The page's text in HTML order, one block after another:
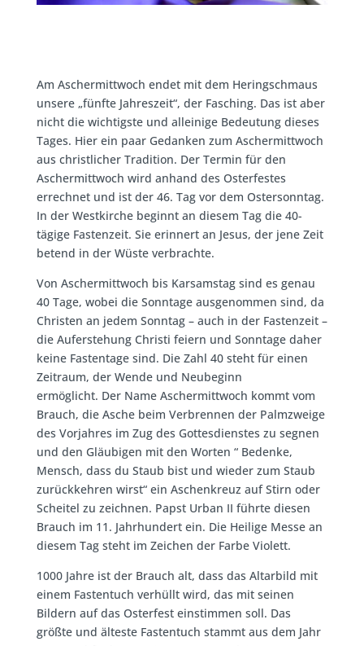
Am Aschermittwoch endet mit dem Heringschmaus
unsere „fünfte Jahreszeit“, der Fasching. Das ist aber
nicht die wichtigste und alleinige Bedeutung dieses
Tages. Hier ein paar Gedanken zum Aschermittwoch
aus christlicher Tradition. Der Termin für den
Aschermittwoch wird anhand des Osterfestes
errechnet und ist der 46. Tag vor dem Ostersonntag.
In der Westkirche beginnt an diesem Tag die 40-
tägige Fastenzeit. Sie erinnert an Jesus, der jene Zeit
betend in der Wüste verbrachte.
Von Aschermittwoch bis Karsamstag sind es genau
40 Tage, wobei die Sonntage ausgenommen sind, da
Christen an jedem Sonntag – auch in der Fastenzeit –
die Auferstehung Christi feiern und Sonntage daher
keine Fastentage sind. Die Zahl 40 steht für einen
Zeitraum, der Wende und Neubeginn
ermöglicht. Der Name Aschermittwoch kommt vom
Brauch, die Asche beim Verbrennen der Palmzweige
des Vorjahres im Zug des Gottesdienstes zu segnen
und den Gläubigen mit den Worten “ Bedenke,
Mensch, dass du Staub bist und wieder zum Staub
zurückkehren wirst“ ein Aschenkreuz auf Stirn oder
Scheitel zu zeichnen. Papst Urban II führte diesen
Brauch im 11. Jahrhundert ein. Die Heilige Messe an
diesem Tag steht im Zeichen der Farbe Violett.
1000 Jahre ist der Brauch alt, dass das Altarbild mit
einem Fastentuch verhüllt wird, das mit seinen
Bildern auf das Osterfest einstimmen soll. Das
größte und älteste Fastentuch stammt aus dem Jahr